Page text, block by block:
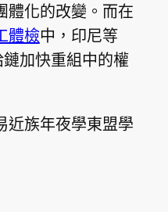
體化的改變。而在
體檢中，印尼等
鏈加快重組中的權
近族年夜學東盟學